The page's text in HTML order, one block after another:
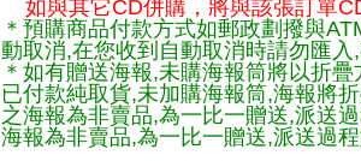
如與其它CD併購，將與該張訂單
＊預購商品付款方式如郵政劃撥與
動取消,在您收到自動取消時請勿匯
＊如有贈送海報,未購海報筒將以折
已付款純取貨,未加購海報筒,海報將
之海報為非賣品,為一比一贈送,派送
海報為非賣品,為一比一贈送,派送過